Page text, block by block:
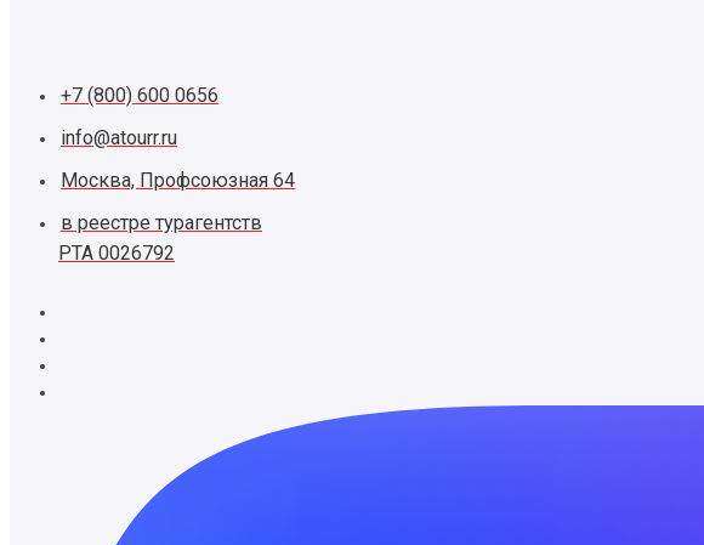
+7 (800) 600 0656
info@atourr.ru
Москва, Профсоюзная 64
в реестре турагентств
РТА 0026792